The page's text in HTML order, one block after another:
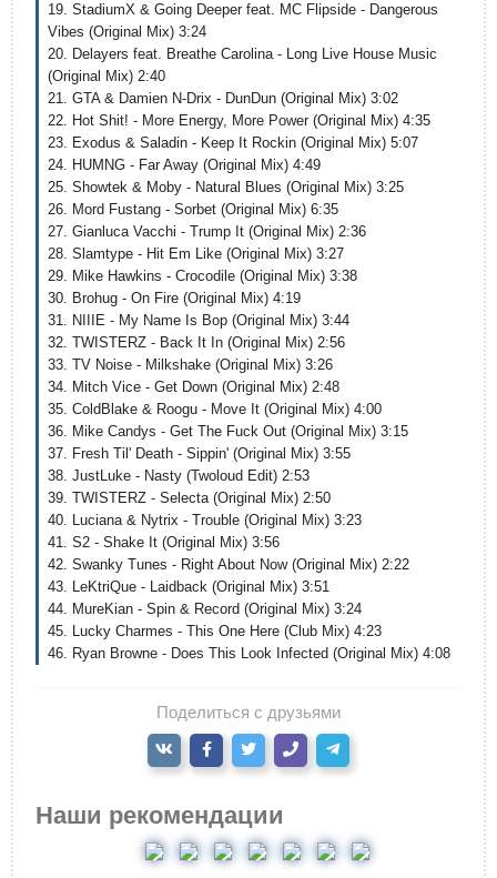
19. StadiumX & Going Deeper feat. MC Flipside - Dangerous
Vibes (Original Mix) 3:24
20. Delayers feat. Breathe Carolina - Long Live House Music
(Original Mix) 2:40
21. GTA & Damien N-Drix - DunDun (Original Mix) 3:02
22. Hot Shit! - More Energy, More Power (Original Mix) 4:35
23. Exodus & Saladin - Keep It Rockin (Original Mix) 5:07
24. HUMNG - Far Away (Original Mix) 4:49
25. Showtek & Moby - Natural Blues (Original Mix) 3:25
26. Mord Fustang - Sorbet (Original Mix) 6:35
27. Gianluca Vacchi - Trump It (Original Mix) 2:36
28. Slamtype - Hit Em Like (Original Mix) 3:27
29. Mike Hawkins - Crocodile (Original Mix) 3:38
30. Brohug - On Fire (Original Mix) 4:19
31. NIIIE - My Name Is Bop (Original Mix) 3:44
32. TWISTERZ - Back It In (Original Mix) 2:56
33. TV Noise - Milkshake (Original Mix) 3:26
34. Mitch Vice - Get Down (Original Mix) 2:48
35. ColdBlake & Roogu - Move It (Original Mix) 4:00
36. Mike Candys - Get The Fuck Out (Original Mix) 3:15
37. Fresh Til' Death - Sippin' (Original Mix) 3:55
38. JustLuke - Nasty (Twoloud Edit) 2:53
39. TWISTERZ - Selecta (Original Mix) 2:50
40. Luciana & Nytrix - Trouble (Original Mix) 3:23
41. S2 - Shake It (Original Mix) 3:56
42. Swanky Tunes - Right About Now (Original Mix) 2:22
43. LeKtriQue - Laidback (Original Mix) 3:51
44. MureKian - Spin & Record (Original Mix) 3:24
45. Lucky Charmes - This One Here (Club Mix) 4:23
46. Ryan Browne - Does This Look Infected (Original Mix) 4:08
Поделиться с друзьями
Наши рекомендации